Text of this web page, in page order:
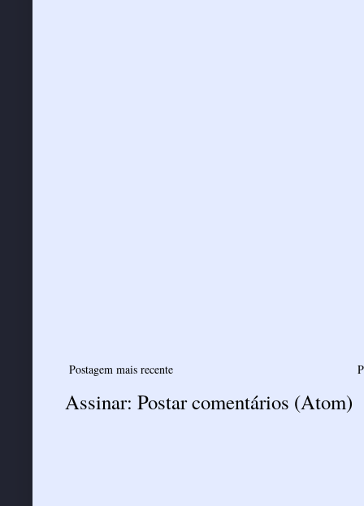
Postagem mais recente
Assinar: Postar comentários (Atom)